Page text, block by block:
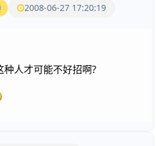
2008-06-27 17:20:19
人才可能不好招啊?